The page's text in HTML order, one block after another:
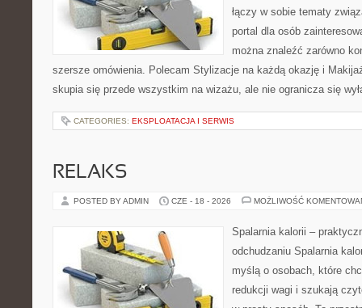
łączy w sobie tematy
portal dla osób
można znaleźć zarówno
szersze omówienia. Polecam Stylizacje na każdą okazję i
skupia się przede wszystkim na wizażu, ale nie ogranicza się
CATEGORIES: EKSPLOATACJA I SERWIS
RELAKS
POSTED BY ADMIN CZE - 18 - 2026 MOŻLIWOŚĆ
Spalarnia kalorii –
odchudzaniu Spalarnia
myślą o osobach, które
redukcji wagi i szukają